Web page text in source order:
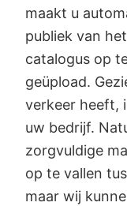
maakt u
publiek van
catalogus op
geüpload.
verkeer heeft,
uw bedrijf.
zorgvuldige
op te vallen
maar wij